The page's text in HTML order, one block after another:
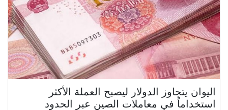
اليوان يتجاوز الدولار ليصبح العملة الأكثر
استخداماً في معاملات الصين عبر الحدود